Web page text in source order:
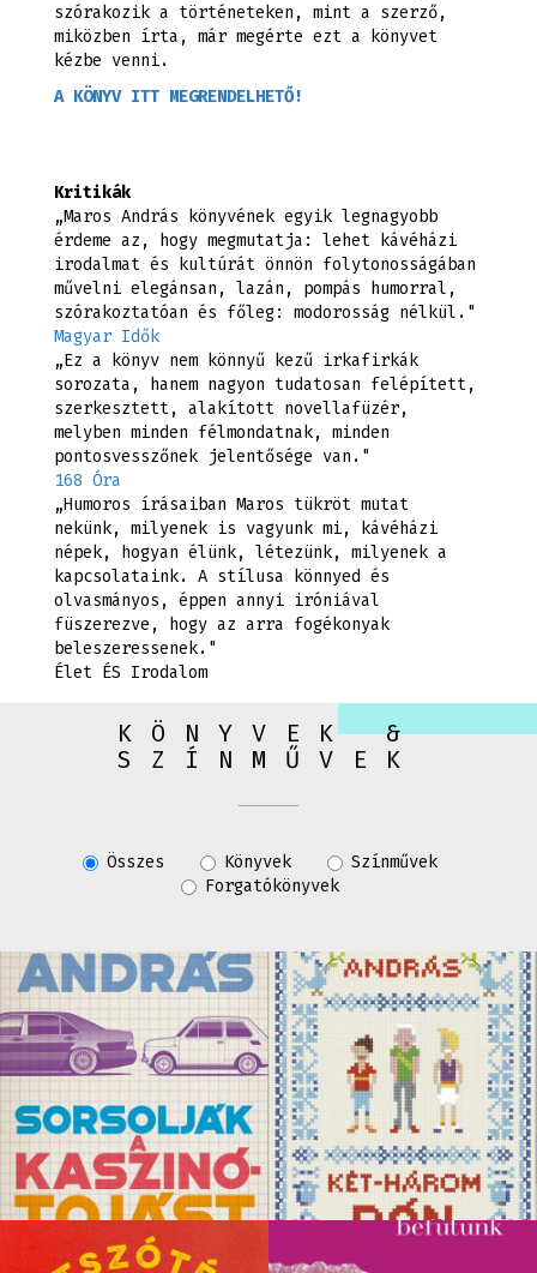
szórakozik a történeteken, mint a szerző,
miközben írta, már megérte ezt a könyvet
kézbe venni.
A KÖNYV ITT MEGRENDELHETŐ!
Kritikák
„Maros András könyvének egyik legnagyobb
érdeme az, hogy megmutatja: lehet kávéházi
irodalmat és kultúrát önnön folytonosságában
művelni elegánsan, lazán, pompás humorral,
szórakoztatóan és főleg: modorosság nélkül."
Magyar Idők
„Ez a könyv nem könnyű kezű irkafirkák
sorozata, hanem nagyon tudatosan felépített,
szerkesztett, alakított novellafüzér,
melyben minden félmondatnak, minden
pontosvesszőnek jelentősége van."
168 Óra
„Humoros írásaiban Maros tükröt mutat
nekünk, milyenek is vagyunk mi, kávéházi
népek, hogyan élünk, létezünk, milyenek a
kapcsolataink. A stílusa könnyed és
olvasmányos, éppen annyi iróniával
füszerezve, hogy az arra fogékonyak
beleszeressenek."
Élet ÉS Irodalom
KÖNYVEK &
SZÍNMŰVEK
Összes Könyvek
Színművek
Forgatókönyvek